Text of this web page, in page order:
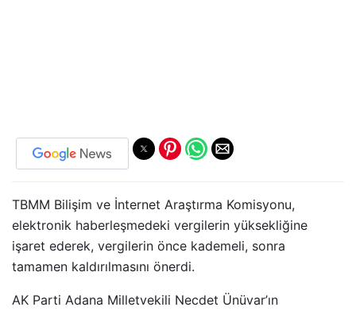
TBMM Bilişim ve İnternet Araştırma Komisyonu,
elektronik haberleşmedeki vergilerin yüksekliğine
işaret ederek, vergilerin önce kademeli, sonra
tamamen kaldırılmasını önerdi.
AK Parti Adana Milletvekili Necdet Ünüvar’ın